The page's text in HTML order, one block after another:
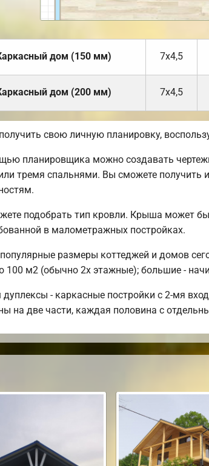
дом (150 мм) 7х4,5
дом (200 мм) 7х4,5
свою личную планировку,
планировщика можно создавать
тремя спальнями. Вы сможете получить
подобрать тип кровли. Крыша может
в малометражных постройках.
размеры коттеджей и домов
100 м2 (обычно 2х этажные); большие -
- каркасные постройки с 2-мя
на две части, каждая половина с